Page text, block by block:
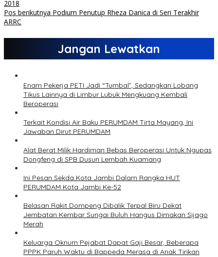
2018
Pos berikutnya Podium Penutup Rheza Danica di Seri Terakhir
ARRC
Jangan Lewatkan
Enam Pekerja PETI Jadi “Tumbal”, Sedangkan Lobang
Tikus Lainnya di Limbur Lubuk Mengkuang Kembali
Beroperasi
Terkait Kondisi Air Baku PERUMDAM Tirta Mayang, Ini
Jawaban Dirut PERUMDAM
Alat Berat Milik Hardiman Bebas Beroperasi Untuk Ngupas
Dongfeng di SPB Dusun Lembah Kuamang
Ini Pesan Sekda Kota Jambi Dalam Rangka HUT
PERUMDAM Kota Jambi Ke-52
Belasan Rakit Dompeng Dibalik Terpal Biru Dekat
Jembatan Kembar Sungai Buluh Hangus Dimakan Sijago
Merah
Keluarga Oknum Pejabat Dapat Gaji Besar, Beberapa
PPPK Paruh Waktu di Bappeda Merasa di Anak Tirikan